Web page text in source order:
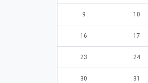
9 10
16 17
23 24
30 31